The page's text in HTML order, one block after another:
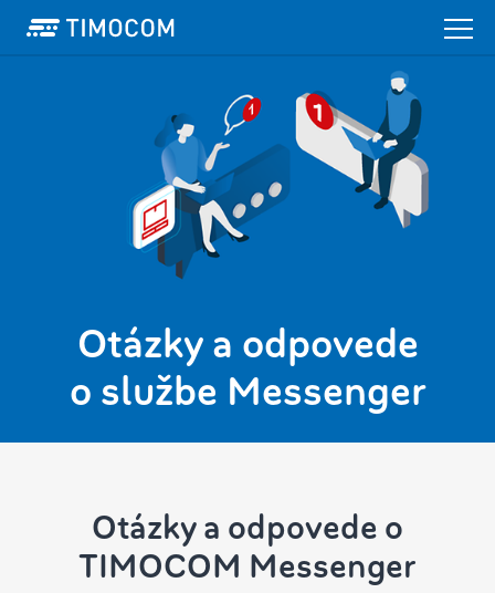
Otázky a odpovede
o službe Messenger
Otázky a odpovede o
TIMOCOM Messenger